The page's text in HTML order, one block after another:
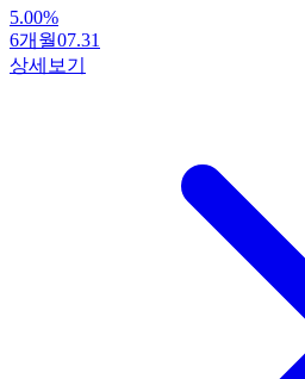
5.00%
6개월07.31
상세보기